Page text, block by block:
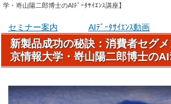
学・嵜山陽二郎博士のAIﾃﾞｰﾀｻｲｴﾝｽ講座】
セミナー案内 AIﾃﾞｰﾀｻｲｴﾝｽ動画
新製品成功の秘訣：消費者セグ
京情報大学・嵜山陽二郎博士のAI